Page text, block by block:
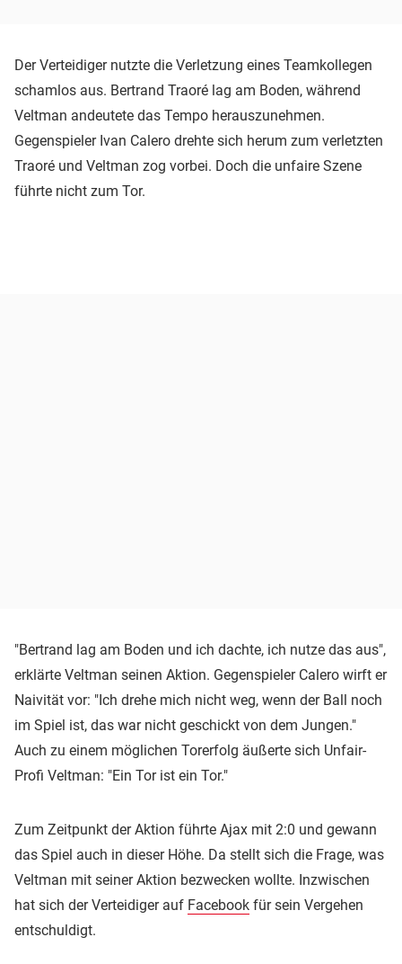
Der Verteidiger nutzte die Verletzung eines Teamkollegen
schamlos aus. Bertrand Traoré lag am Boden, während
Veltman andeutete das Tempo herauszunehmen.
Gegenspieler Ivan Calero drehte sich herum zum verletzten
Traoré und Veltman zog vorbei. Doch die unfaire Szene
führte nicht zum Tor.
"Bertrand lag am Boden und ich dachte, ich nutze das aus",
erklärte Veltman seinen Aktion. Gegenspieler Calero wirft er
Naivität vor: "Ich drehe mich nicht weg, wenn der Ball noch
im Spiel ist, das war nicht geschickt von dem Jungen."
Auch zu einem möglichen Torerfolg äußerte sich Unfair-
Profi Veltman: "Ein Tor ist ein Tor."
Zum Zeitpunkt der Aktion führte Ajax mit 2:0 und gewann
das Spiel auch in dieser Höhe. Da stellt sich die Frage, was
Veltman mit seiner Aktion bezwecken wollte. Inzwischen
hat sich der Verteidiger auf Facebook für sein Vergehen
entschuldigt.